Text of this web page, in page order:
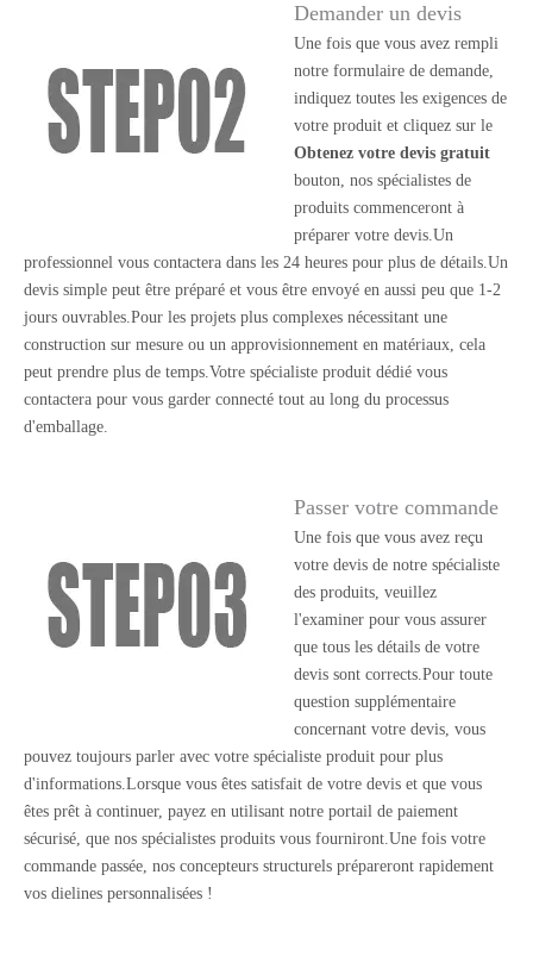
Demander un devis
Une fois que vous avez rempli
notre formulaire de demande,
indiquez toutes les exigences de
votre produit et cliquez sur le
Obtenez votre devis gratuit
bouton, nos spécialistes de
produits commenceront à
préparer votre devis.Un
professionnel vous contactera dans les 24 heures pour plus de détails.Un
devis simple peut être préparé et vous être envoyé en aussi peu que 1-2
jours ouvrables.Pour les projets plus complexes nécessitant une
construction sur mesure ou un approvisionnement en matériaux, cela
peut prendre plus de temps.Votre spécialiste produit dédié vous
contactera pour vous garder connecté tout au long du processus
d'emballage.
Passer votre commande
Une fois que vous avez reçu
votre devis de notre spécialiste
des produits, veuillez
l'examiner pour vous assurer
que tous les détails de votre
devis sont corrects.Pour toute
question supplémentaire
concernant votre devis, vous
pouvez toujours parler avec votre spécialiste produit pour plus
d'informations.Lorsque vous êtes satisfait de votre devis et que vous
êtes prêt à continuer, payez en utilisant notre portail de paiement
sécurisé, que nos spécialistes produits vous fourniront.Une fois votre
commande passée, nos concepteurs structurels prépareront rapidement
vos dielines personnalisées !